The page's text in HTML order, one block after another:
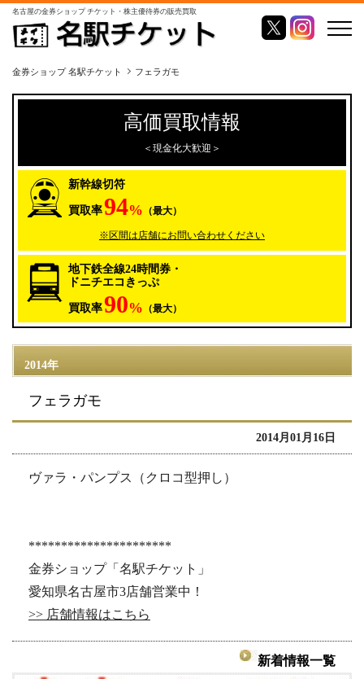
名古屋の金券ショップ チケット・株主優待券の販売買取
金券ショップ 名駅チケット フェラガモ
2014年
フェラガモ
2014月01月16日
ヴァラ・パンプス（クロコ型押し）
**********************
金券ショップ「名駅チケット」
愛知県名古屋市3店舗営業中！
>> 店舗情報はこちら
新着情報一覧
高価買取情報
＜現金化大歓迎＞
新幹線切符
買取率94% （最大）
※区間は店舗にお問い合わせください
地下鉄全線24時間券・
ドニチエコきっぷ
買取率90% （最大）